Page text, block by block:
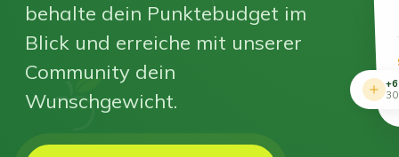
behalte dein Punktebudget im
Blick und erreiche mit unserer
Community dein
Wunschgewicht.